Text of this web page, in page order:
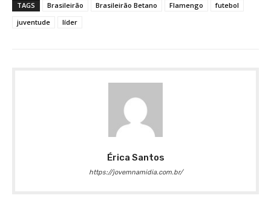
TAGS Brasileirão Brasileirão Betano Flamengo
futebol
juventude
líder
Érica Santos
https://jovemnamidia.com.br/